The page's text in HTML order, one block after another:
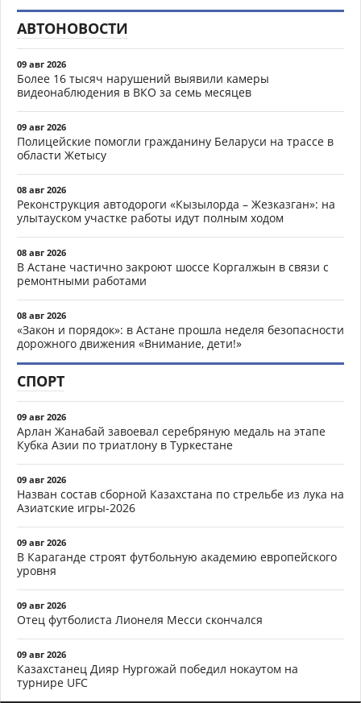
АВТОНОВОСТИ
09 авг 2026
Более 16 тысяч нарушений выявили камеры
видеонаблюдения в ВКО за семь месяцев
09 авг 2026
Полицейские помогли гражданину Беларуси на трассе в
области Жетысу
08 авг 2026
Реконструкция автодороги «Кызылорда – Жезказган»: на
улытауском участке работы идут полным ходом
08 авг 2026
В Астане частично закроют шоссе Коргалжын в связи с
ремонтными работами
08 авг 2026
«Закон и порядок»: в Астане прошла неделя безопасности
дорожного движения «Внимание, дети!»
СПОРТ
09 авг 2026
Арлан Жанабай завоевал серебряную медаль на этапе
Кубка Азии по триатлону в Туркестане
09 авг 2026
Назван состав сборной Казахстана по стрельбе из лука на
Азиатские игры-2026
09 авг 2026
В Караганде строят футбольную академию европейского
уровня
09 авг 2026
Отец футболиста Лионеля Месси скончался
09 авг 2026
Казахстанец Дияр Нургожай победил нокаутом на
турнире UFC